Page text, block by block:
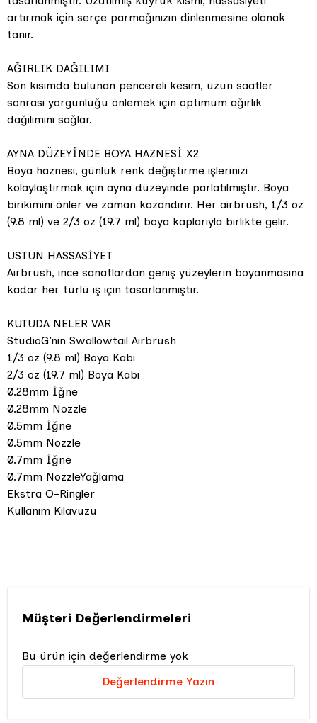
artırmak için serçe parmağınızın dinlenmesine olanak
tanır.
AĞIRLIK DAĞILIMI
Son kısımda bulunan pencereli kesim, uzun saatler
sonrası yorgunluğu önlemek için optimum ağırlık
dağılımını sağlar.
AYNA DÜZEYİNDE BOYA HAZNESİ X2
Boya haznesi, günlük renk değiştirme işlerinizi
kolaylaştırmak için ayna düzeyinde parlatılmıştır. Boya
birikimini önler ve zaman kazandırır. Her airbrush, 1/3 oz
(9.8 ml) ve 2/3 oz (19.7 ml) boya kaplarıyla birlikte gelir.
ÜSTÜN HASSASİYET
Airbrush, ince sanatlardan geniş yüzeylerin boyanmasına
kadar her türlü iş için tasarlanmıştır.
KUTUDA NELER VAR
StudioG’nin Swallowtail Airbrush
1/3 oz (9.8 ml) Boya Kabı
2/3 oz (19.7 ml) Boya Kabı
0.28mm İğne
0.28mm Nozzle
0.5mm İğne
0.5mm Nozzle
0.7mm İğne
0.7mm NozzleYağlama
Ekstra O-Ringler
Kullanım Kılavuzu
Müşteri Değerlendirmeleri
Bu ürün için değerlendirme yok
Değerlendirme Yazın